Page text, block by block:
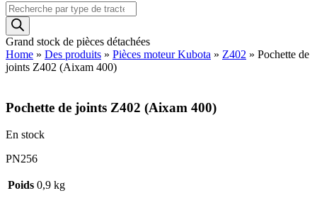
Recherche
de
produits
Grand stock de pièces détachées
Home » Des produits » Pièces moteur Kubota » Z402 » Pochette de
joints Z402 (Aixam 400)
Pochette de joints Z402 (Aixam 400)
En stock
PN256
Poids 0,9 kg